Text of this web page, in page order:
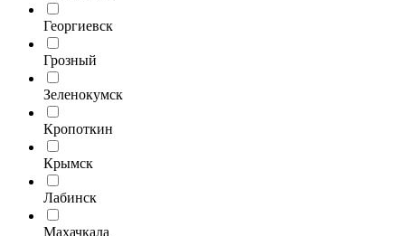
Георгиевск
Грозный
Зеленокумск
Кропоткин
Крымск
Лабинск
Махачкала